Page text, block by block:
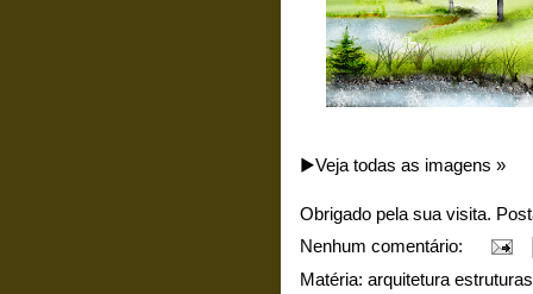
▶️Veja todas as imagens »
Obrigado pela sua visita.
Nenhum comentário:
Matéria: arquitetura estruturas